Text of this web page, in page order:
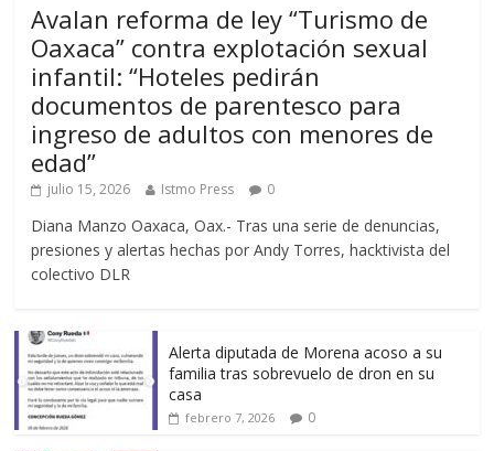
Avalan reforma de ley “Turismo de
Oaxaca” contra explotación sexual
infantil: “Hoteles pedirán
documentos de parentesco para
ingreso de adultos con menores de
edad”
julio 15, 2026 Istmo Press 0
Diana Manzo Oaxaca, Oax.- Tras una serie de denuncias,
presiones y alertas hechas por Andy Torres, hacktivista del
colectivo DLR
Alerta diputada de Morena acoso a su
familia tras sobrevuelo de dron en su
casa
febrero 7, 2026 0